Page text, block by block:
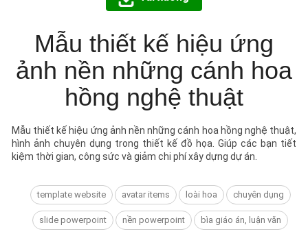
Mẫu thiết kế hiệu ứng
ảnh nền những cánh hoa
hồng nghệ thuật
Mẫu thiết kế hiệu ứng ảnh nền những cánh hoa hồng nghệ thuật,
hình ảnh chuyên dụng trong thiết kế đồ họa. Giúp các bạn tiết
kiệm thời gian, công sức và giảm chi phí xây dựng dự án.
template website avatar items loài hoa chuyên dụng
slide powerpoint nền powerpoint bìa giáo án, luận văn